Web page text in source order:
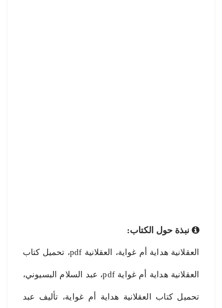
نبذة حول الكتاب:
العقلانية هداية أم غواية، العقلانية pdf، تحميل كتاب
العقلانية هداية أم غواية pdf، عبد السلام البسيوني،
تحميل كتاب العقلانية هداية أم غواية، تأليف عبد